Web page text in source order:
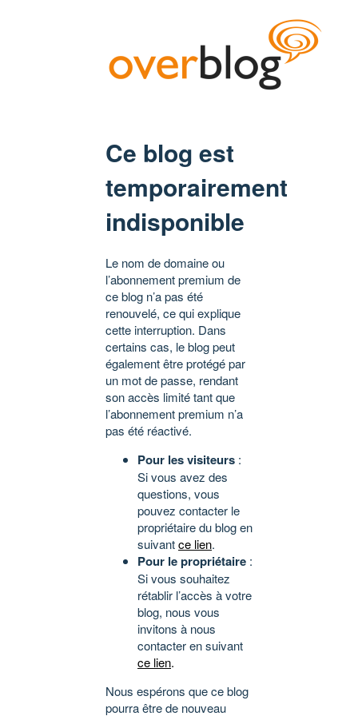
Ce blog est
temporairement
indisponible
Le nom de domaine ou
l’abonnement premium de
ce blog n’a pas été
renouvelé, ce qui explique
cette interruption. Dans
certains cas, le blog peut
également être protégé par
un mot de passe, rendant
son accès limité tant que
l’abonnement premium n’a
pas été réactivé.
Pour les visiteurs :
Si vous avez des
questions, vous
pouvez contacter le
propriétaire du blog en
suivantce lien.
Pour le propriétaire :
Si vous souhaitez
rétablir l’accès à votre
blog, nous vous
invitons à nous
contacter en suivant
ce lien.
Nous espérons que ce blog
pourra être de nouveau